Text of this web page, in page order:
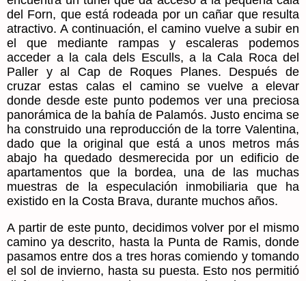
del Forn, que está rodeada por un cañar que resulta
atractivo. A continuación, el camino vuelve a subir en
el que mediante rampas y escaleras podemos
acceder a la cala dels Esculls, a la Cala Roca del
Paller y al Cap de Roques Planes. Después de
cruzar estas calas el camino se vuelve a elevar
donde desde este punto podemos ver una preciosa
panorámica de la bahía de Palamós. Justo encima se
ha construido una reproducción de la torre Valentina,
dado que la original que está a unos metros más
abajo ha quedado desmerecida por un edificio de
apartamentos que la bordea, una de las muchas
muestras de la especulación inmobiliaria que ha
existido en la Costa Brava, durante muchos años.
A partir de este punto, decidimos volver por el mismo
camino ya descrito, hasta la Punta de Ramis, donde
pasamos entre dos a tres horas comiendo y tomando
el sol de invierno, hasta su puesta. Esto nos permitió